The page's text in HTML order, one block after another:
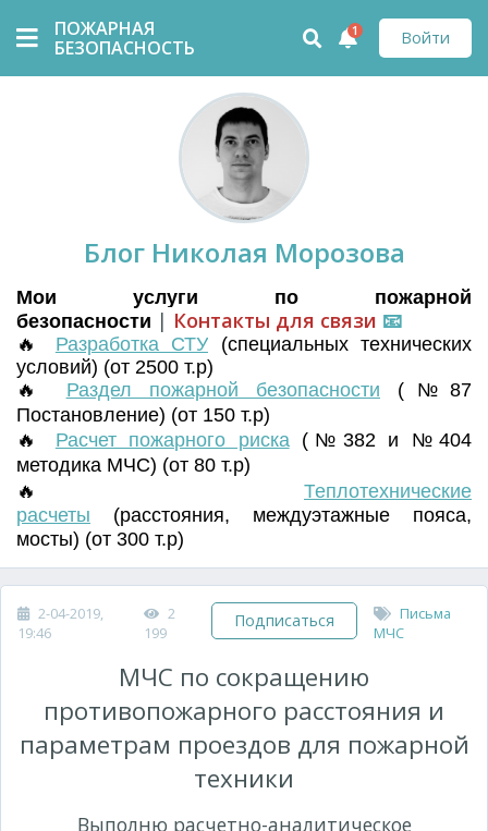
ПОЖАРНАЯ
БЕЗОПАСНОСТЬ
Войти
1
Блог Николая Морозова
Мои услуги по пожарной
безопасности | Контакты для связи 📧
🔥 Разработка СТУ (специальных технических
условий) (от 2500 т.р)
🔥 Раздел пожарной безопасности (№87
Постановление) (от 150 т.р)
🔥 Расчет пожарного риска(№382 и №404
методика МЧС) (от 80 т.р)
🔥 Теплотехнические
расчеты (расстояния, междуэтажные пояса,
мосты) (от 300 т.р)
2-04-2019,
19:46
2
199
Подписаться
Письма
МЧС
МЧС по сокращению
противопожарного расстояния и
параметрам проездов для пожарной
техники
Выполню расчетно-аналитическое